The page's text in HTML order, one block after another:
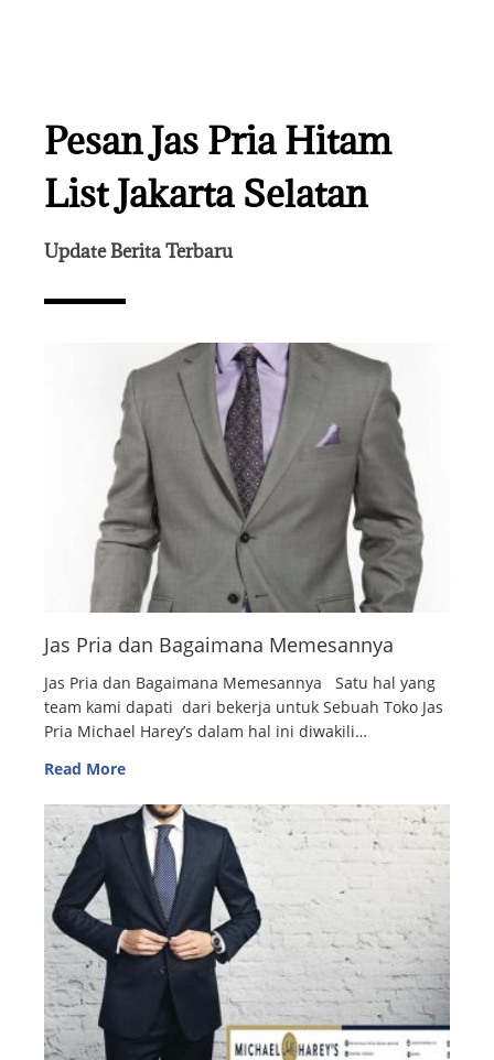
Pesan Jas Pria Hitam
List Jakarta Selatan
Update Berita Terbaru
Jas Pria dan Bagaimana Memesannya
Jas Pria dan Bagaimana Memesannya Satu hal yang
team kami dapati dari bekerja untuk Sebuah Toko Jas
Pria Michael Harey’s dalam hal ini diwakili…
Read More